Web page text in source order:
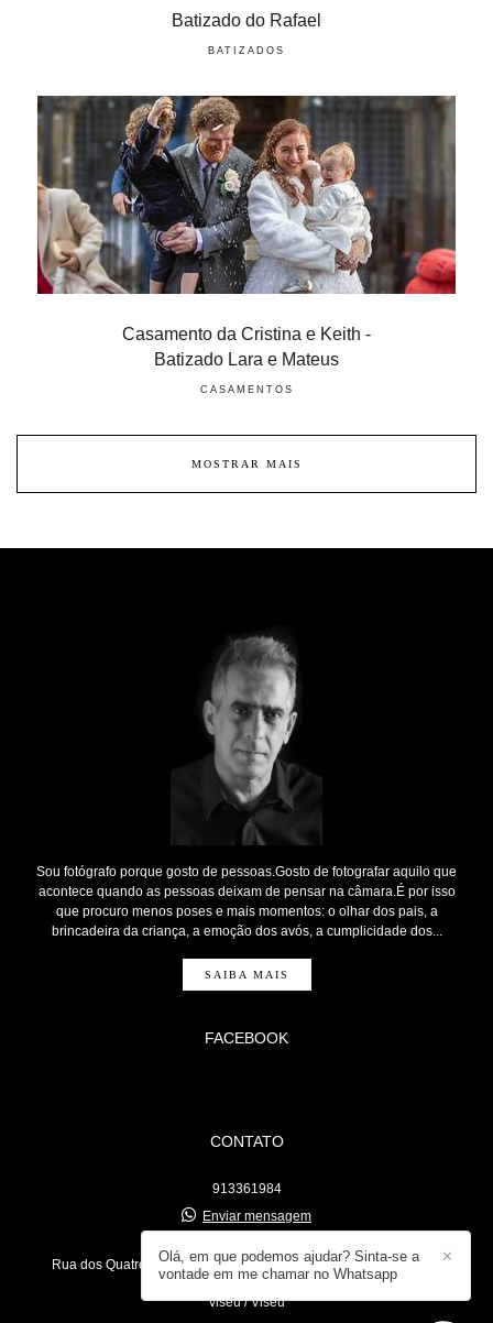
Batizado do Rafael
BATIZADOS
Casamento da Cristina e Keith -
Batizado Lara e Mateus
CASAMENTOS
MOSTRAR MAIS
Sou fotógrafo porque gosto de pessoas.Gosto de fotografar aquilo que
acontece quando as pessoas deixam de pensar na câmara.É por isso
que procuro menos poses e mais momentos: o olhar dos pais, a
brincadeira da criança, a emoção dos avós, a cumplicidade dos...
SAIBA MAIS
FACEBOOK
CONTATO
913361984
Enviar mensagem
Rua dos Quatro Caminhos, lote 277, r/c esq - travessa dos quatro
caminhos lote 277 rc esq
viseu / Viseu
✕
Olá, em que podemos ajudar? Sinta-se a
vontade em me chamar no Whatsapp